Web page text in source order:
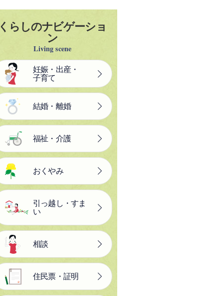
くらしのナビゲーショ
ン
Living scene
妊娠・出産・
子育て
結婚・離婚
福祉・介護
おくやみ
引っ越し・すま
い
相談
住民票・証明